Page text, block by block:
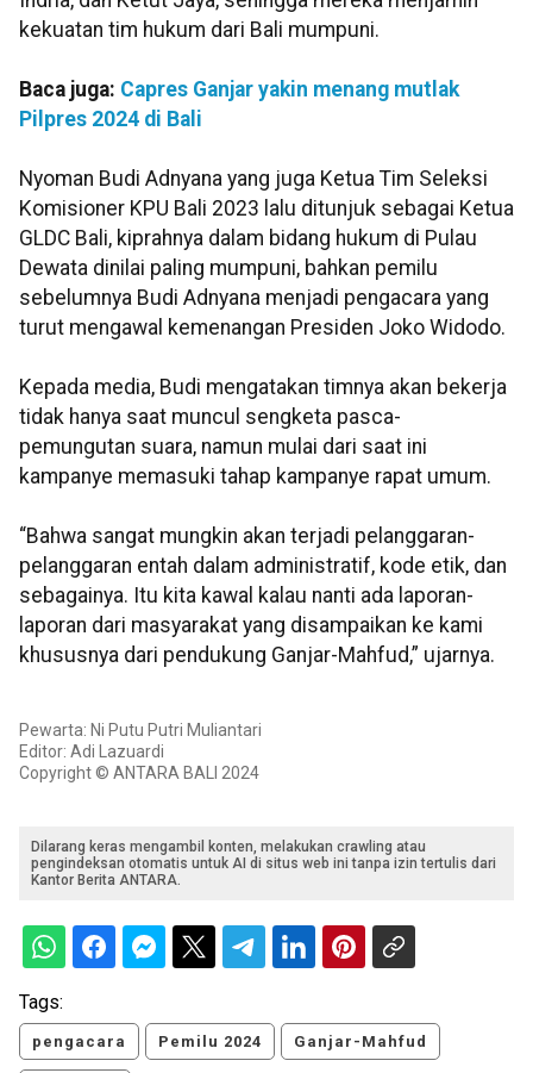
kekuatan tim hukum dari Bali mumpuni.
Baca juga: Capres Ganjar yakin menang mutlak
Pilpres 2024 di Bali
Nyoman Budi Adnyana yang juga Ketua Tim Seleksi
Komisioner KPU Bali 2023 lalu ditunjuk sebagai Ketua
GLDC Bali, kiprahnya dalam bidang hukum di Pulau
Dewata dinilai paling mumpuni, bahkan pemilu
sebelumnya Budi Adnyana menjadi pengacara yang
turut mengawal kemenangan Presiden Joko Widodo.
Kepada media, Budi mengatakan timnya akan bekerja
tidak hanya saat muncul sengketa pasca-
pemungutan suara, namun mulai dari saat ini
kampanye memasuki tahap kampanye rapat umum.
“Bahwa sangat mungkin akan terjadi pelanggaran-
pelanggaran entah dalam administratif, kode etik, dan
sebagainya. Itu kita kawal kalau nanti ada laporan-
laporan dari masyarakat yang disampaikan ke kami
khususnya dari pendukung Ganjar-Mahfud,” ujarnya.
Pewarta: Ni Putu Putri Muliantari
Editor: Adi Lazuardi
Copyright © ANTARA BALI 2024
Dilarang keras mengambil konten, melakukan crawling atau
pengindeksan otomatis untuk AI di situs web ini tanpa izin tertulis dari
Kantor Berita ANTARA.
Tags:
pengacara Pemilu 2024 Ganjar-Mahfud